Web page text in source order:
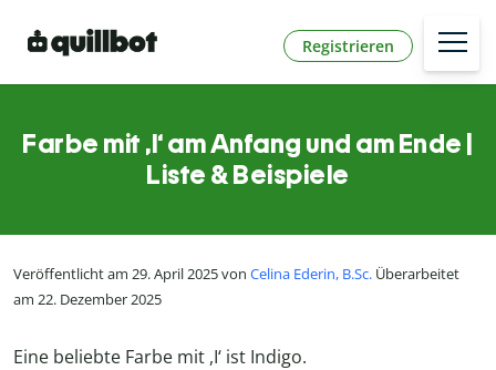
Registrieren
Farbe mit ,I‘ am Anfang und am Ende |
Liste & Beispiele
Veröffentlicht am 29. April 2025 von Celina Ederin, B.Sc. Überarbeitet
am 22. Dezember 2025
Eine beliebte Farbe mit ,I‘ ist Indigo.